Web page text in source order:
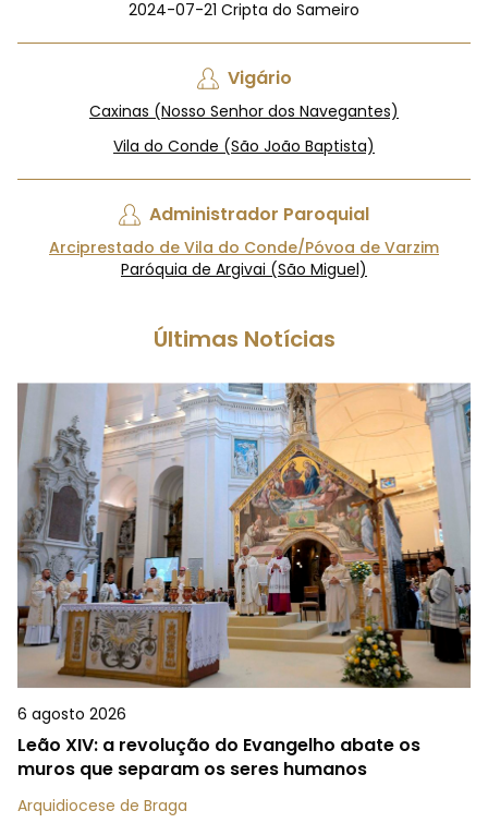
2024-07-21 Cripta do Sameiro
Vigário
Caxinas (Nosso Senhor dos Navegantes)
Vila do Conde (São João Baptista)
Administrador Paroquial
Arciprestado de Vila do Conde/Póvoa de Varzim
Paróquia de Argivai (São Miguel)
Últimas Notícias
6 agosto 2026
Leão XIV: a revolução do Evangelho abate os
muros que separam os seres humanos
Arquidiocese de Braga